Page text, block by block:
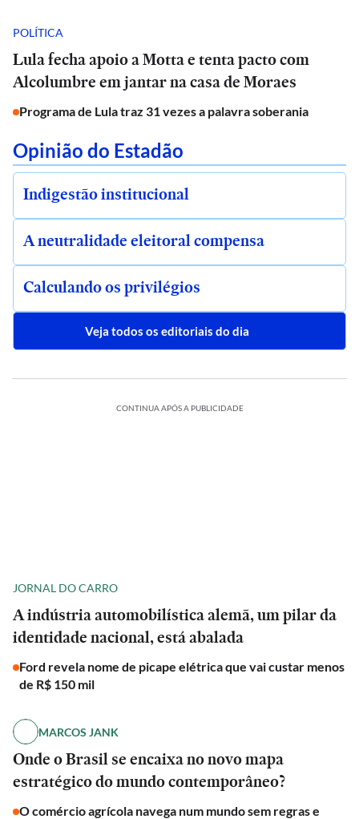
POLÍTICA
Lula fecha apoio a Motta e tenta pacto com
Alcolumbre em jantar na casa de Moraes
Programa de Lula traz 31 vezes a palavra soberania
Opinião do Estadão
Indigestão institucional
A neutralidade eleitoral compensa
Calculando os privilégios
Veja todos os editoriais do dia
CONTINUA APÓS A PUBLICIDADE
JORNAL DO CARRO
A indústria automobilística alemã, um pilar da
identidade nacional, está abalada
Ford revela nome de picape elétrica que vai custar menos
de R$ 150 mil
MARCOS JANK
Onde o Brasil se encaixa no novo mapa
estratégico do mundo contemporâneo?
O comércio agrícola navega num mundo sem regras e